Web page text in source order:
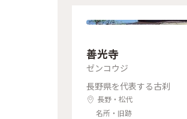
善光寺
ゼンコウジ
長野県を代表する古刹
長野・松代
名所・旧跡